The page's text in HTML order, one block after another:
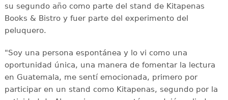
su segundo año como parte del stand de Kitapenas
Books & Bistro y fuer parte del experimento del
peluquero.
"Soy una persona espontánea y lo vi como una
oportunidad única, una manera de fomentar la lectura
en Guatemala, me sentí emocionada, primero por
participar en un stand como Kitapenas, segundo por la